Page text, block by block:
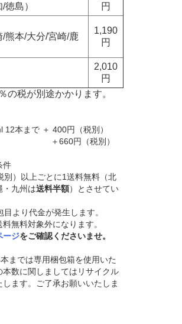
徳島）
円
/熊本/大分/宮崎/鹿
1,190
円
2,010
円
の税が別途かかります。
本まで ＋ 400円（税別）
本 ＋660円（税別）
件
別）以上ごとに1送料無料（北
・九州は送料半額）とさせてい
より代金が発生します。
無料対象外になります。
ージをご確認くださいませ。
までは専用梱包箱を使用いた
本数に関しましてはリサイクル
ます。ご了承お願いいたしま